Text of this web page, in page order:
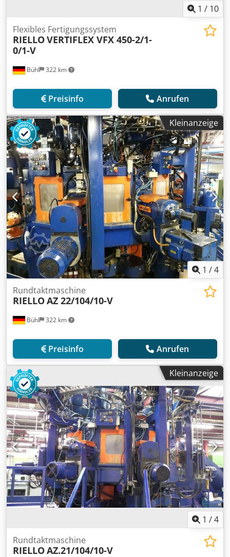
1 / 10
Bühl 322 km
Flexibles Fertigungssystem
RIELLOVERTIFLEX VFX 450-2/1-
0/1-V
Preisinfo Anrufen
Kleinanzeige
1 /4
Bühl 322 km
Rundtaktmaschine
RIELLOAZ 22/104/10-V
Preisinfo Anrufen
Kleinanzeige
1 /4
Rundtaktmaschine
RIELLOAZ.21/104/10-V